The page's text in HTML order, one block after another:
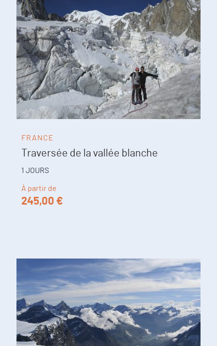
FRANCE
Traversée de la vallée blanche
1 JOURS
À partir de
245,00 €